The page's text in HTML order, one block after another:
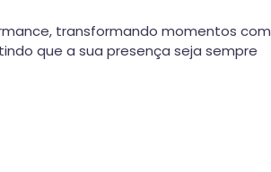
transformando momentos
que a sua presença seja sempre